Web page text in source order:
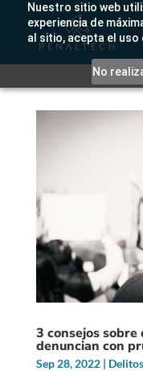
Nuestro sitio web
experiencia de
al sitio, acepta el uso
No
3 consejos
denuncian con
Sep 28, 2022| Delitos